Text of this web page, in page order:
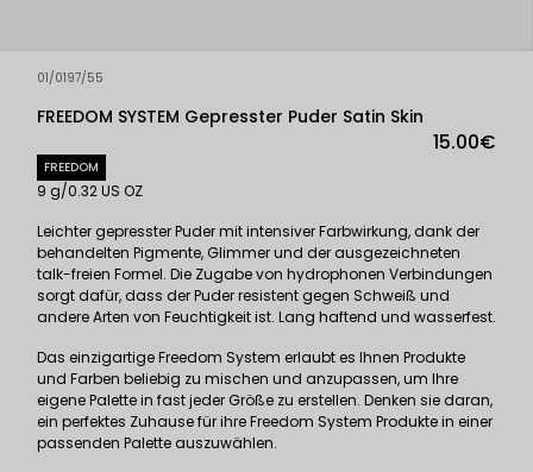
01/0197/55
FREEDOM SYSTEM Gepresster Puder Satin Skin
15.00€
FREEDOM
9 g/0.32 US OZ
Leichter gepresster Puder mit intensiver Farbwirkung, dank der
behandelten Pigmente, Glimmer und der ausgezeichneten
talk-freien Formel. Die Zugabe von hydrophonen Verbindungen
sorgt dafür, dass der Puder resistent gegen Schweiß und
andere Arten von Feuchtigkeit ist. Lang haftend und wasserfest.
Das einzigartige Freedom System erlaubt es Ihnen Produkte
und Farben beliebig zu mischen und anzupassen, um Ihre
eigene Palette in fast jeder Größe zu erstellen. Denken sie daran,
ein perfektes Zuhause für ihre Freedom System Produkte in einer
passenden Palette auszuwählen.